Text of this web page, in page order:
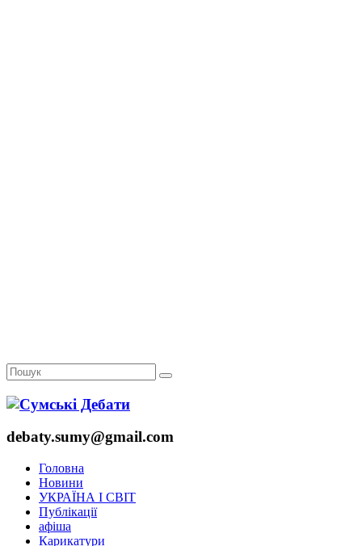
debaty.sumy@gmail.com
Головна
Новини
УКРАЇНА І СВІТ
Публікації
афіша
Карикатури